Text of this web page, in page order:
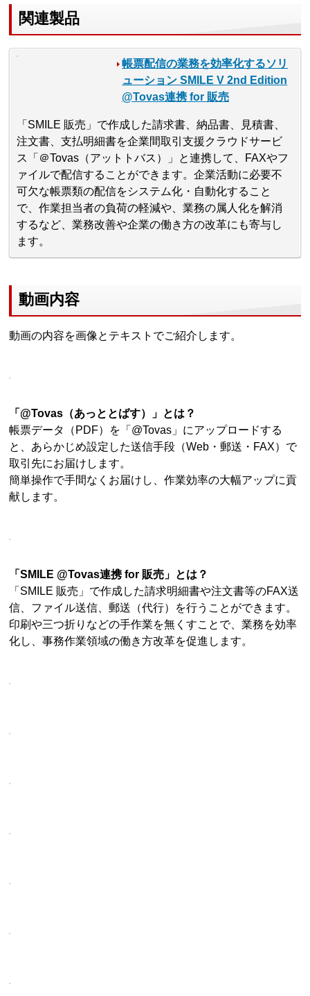
関連製品
帳票配信の業務を効率化するソリ
ューション SMILE V 2nd Edition
@Tovas連携 for 販売
「SMILE 販売」で作成した請求書、納品書、見積書、
注文書、支払明細書を企業間取引支援クラウドサービ
ス「＠Tovas（アットトバス）」と連携して、FAXやフ
ァイルで配信することができます。企業活動に必要不
可欠な帳票類の配信をシステム化・自動化すること
で、作業担当者の負荷の軽減や、業務の属人化を解消
するなど、業務改善や企業の働き方の改革にも寄与し
ます。
動画内容
動画の内容を画像とテキストでご紹介します。
「@Tovas（あっととばす）」とは？
帳票データ（PDF）を「@Tovas」にアップロードする
と、あらかじめ設定した送信手段（Web・郵送・FAX）で
取引先にお届けします。
簡単操作で手間なくお届けし、作業効率の大幅アップに貢
献します。
「SMILE @Tovas連携 for 販売」とは？
「SMILE 販売」で作成した請求明細書や注文書等のFAX送
信、ファイル送信、郵送（代行）を行うことができます。
印刷や三つ折りなどの手作業を無くすことで、業務を効率
化し、事務作業領域の働き方改革を促進します。